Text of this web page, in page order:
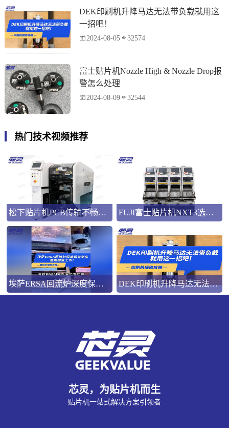
DEK印刷机升降马达无法带负载就用这
一招吧！
2024-08-05 32574
富士贴片机Nozzle High & Nozzle Drop报
警怎么处理
2024-08-09 32544
热门技术视频推荐
松下贴片机PCB传输不畅的原因与处理方法 FUJI富士贴片机NXT3选M3 III还是M6三代机？看完这篇告别纠结！
埃萨ERSA回流炉深度保养，到底要做哪些工作？ DEK印刷机升降马达无法带负载就用这一招吧！
芯灵，为贴片机而生
贴片机一站式解决方案引领者